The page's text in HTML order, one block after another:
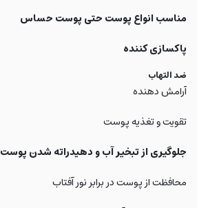
مناسب انواع پوست حتی پوست حساس
پاکسازی کننده
ضد التهاب
آرامش دهنده
تقویت و تغذیه پوست
جلوگیری از تبخیر آب و دهیدراته شدن پوست
محافظت از پوست در برابر نور آفتاب